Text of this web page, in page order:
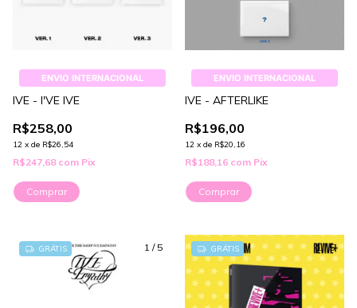
ENVIO INTERNACIONAL
IVE - I'VE IVE
R$258,00
12 x de R$26,54
R$247,68 com Pix
Comprar
ENVIO INTERNACIONAL
IVE - AFTERLIKE
R$196,00
12 x de R$20,16
R$188,16 com Pix
Comprar
1 / 5
GRÁTIS 1/5
GRÁTIS